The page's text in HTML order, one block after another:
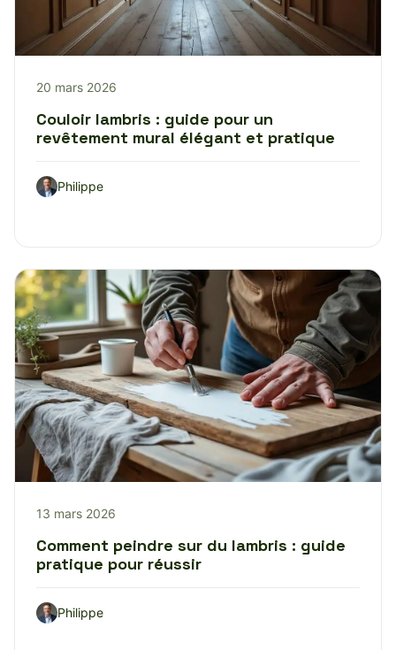
20 mars 2026
Couloir lambris : guide pour un
revêtement mural élégant et pratique
Philippe
13 mars 2026
Comment peindre sur du lambris : guide
pratique pour réussir
Philippe